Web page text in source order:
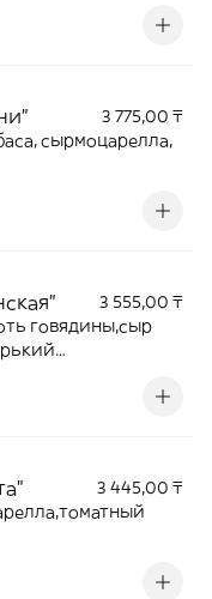
3 775,00 ₸
сырмоцарелла,
3 555,00 ₸
говядины,сыр
3 445,00 ₸